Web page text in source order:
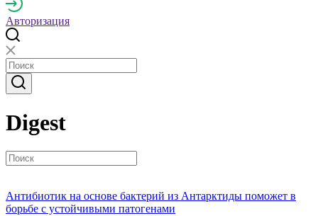
Авторизация
Digest
Антибиотик на основе бактерий из Антарктиды поможет в
борьбе с устойчивыми патогенами